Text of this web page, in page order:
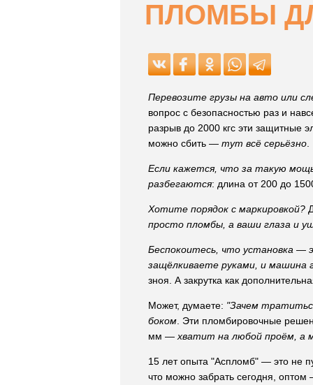
ПЛОМБЫ
Перевозите грузы на авто или
вопрос с безопасностью раз и
разрыв до 2000 кгс эти защитные
можно сбить — тут всё серьёзно.
Если кажется, что за такую
разбегаются: длина от 200 до
Хотите порядок с маркировкой?
просто пломбы, а ваши глаза и
Беспокоитесь, что установка —
защёлкиваете руками, и машина
зноя. А закрутка как
Может, думаете: "Зачем
боком. Эти пломбировочные
мм —хватит на любой проём, а
15 лет опыта "Аспломб" — это не
что можно забрать сегодня,